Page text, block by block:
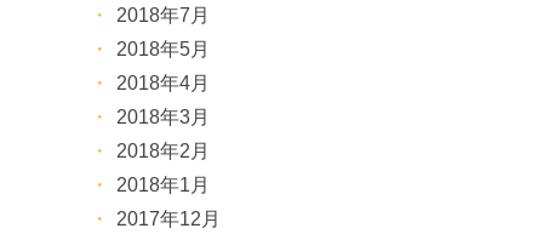
2018年7月
2018年5月
2018年4月
2018年3月
2018年2月
2018年1月
2017年12月